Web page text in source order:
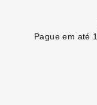
Pague em até